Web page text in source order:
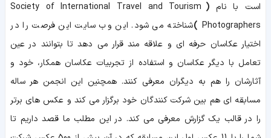
است با نام (
Society of International Travel and Tourism
Photographers
)شناخته می شود. این وب سایت این فرصت را در
اختیار عکاسان حرفه ای و علاقه مند قرار می دهد تا بتوانند در عین
تعامل با دیگر عکاسان و استفاده از تجربیات عکاسان همکار، خود و
آثارشان را هم به دیگران معرفی کنند. همچنین این انجمن هر ساله
مسابقه ای هم بین شرکت کنندگان خود برگزار می کند و عکس های برتر
را در قالب یک گزارش معرفی می کند. در این مطلب ما قصد داریم تا